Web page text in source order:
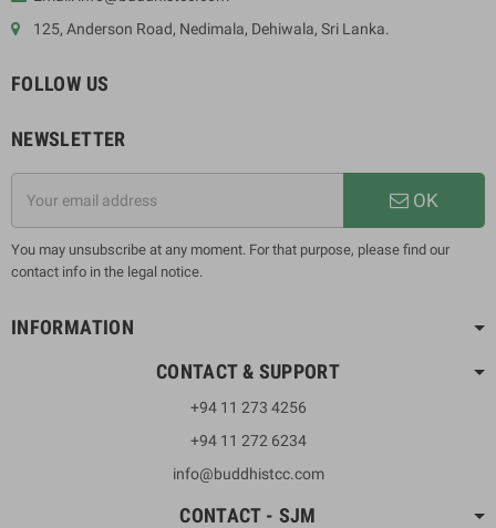
125, Anderson Road, Nedimala, Dehiwala, Sri Lanka.
FOLLOW US
NEWSLETTER
OK
You may unsubscribe at any moment. For that purpose, please find our
contact info in the legal notice.
INFORMATION
CONTACT & SUPPORT
+94 11 273 4256
+94 11 272 6234
info@buddhistcc.com
CONTACT - SJM